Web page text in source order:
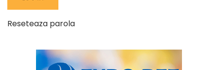
Reseteaza parola